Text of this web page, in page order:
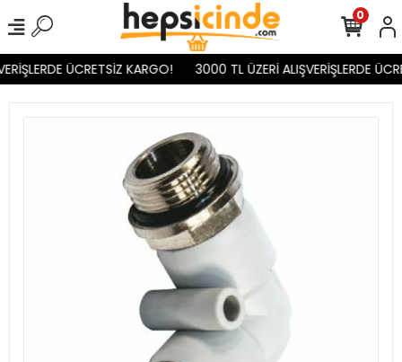
ÜCRETSİZ KARGO! 3000 TL ÜZERİ ALIŞVERİŞLERDE
0